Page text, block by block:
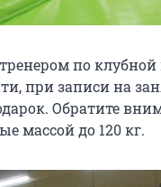
по клубной
при записи на
Обратите
массой до 120 кг.